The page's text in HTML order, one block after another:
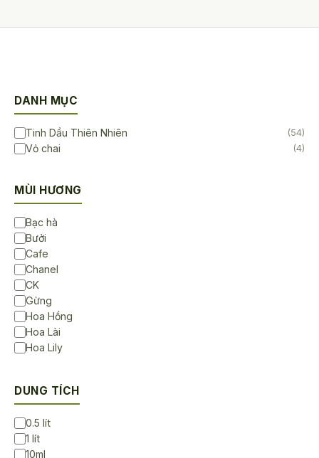
DANH MỤC
Tinh Dầu Thiên Nhiên (54)
Vỏ chai (4)
MÙI HƯƠNG
Bạc hà
Bưởi
Cafe
Chanel
CK
Gừng
Hoa Hồng
Hoa Lài
Hoa Lily
Không Mùi
Ngọc lan tây
Sả chanh
DUNG TÍCH
0.5 lít
1 lít
10ml